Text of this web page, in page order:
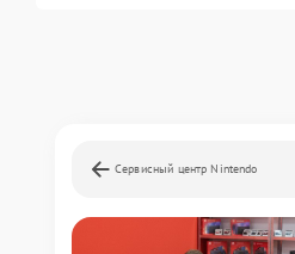
Сервисный центр Nintendo